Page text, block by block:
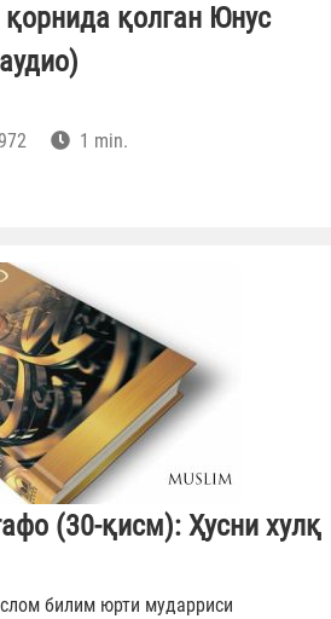
қолган Юнус
1 min.
(30-қисм): Ҳусни хулқ
билим юрти мударриси